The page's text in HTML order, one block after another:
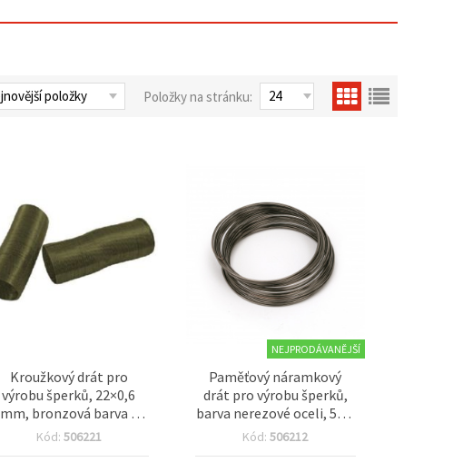
Položky na stránku:
Kroužkový drát pro
výrobu šperků, 22×0,6
mm, bronzová barva –
balení 50 svitků
Kód: 506221
NEJPRODÁVANĚJŠÍ
Paměťový náramkový
drát pro výrobu šperků,
barva nerezové oceli, 55 ×
0,6 mm, 50 závitů (cca 20
Kód:506212